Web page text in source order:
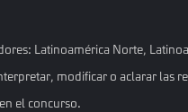
Latinoamérica Norte,
modificar o aclarar las
el concurso.